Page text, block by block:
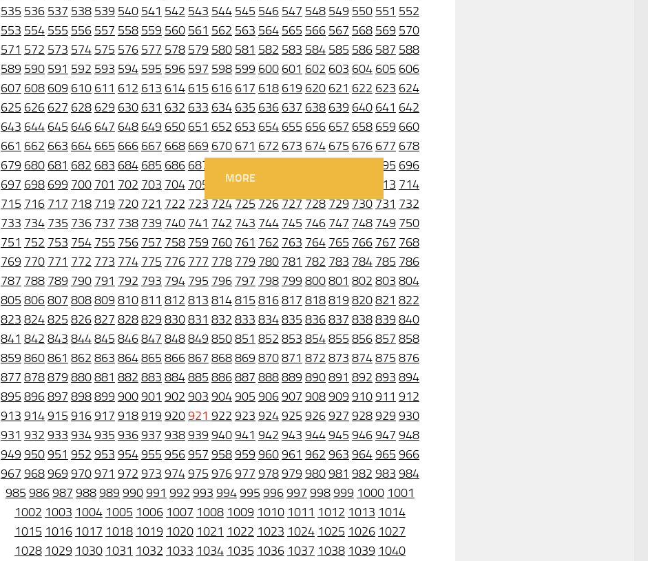
535 536 537 538 539 540 541 542 543 544 545 546 547 548 549 550 551 552
553 554 555 556 557 558 559 560 561 562 563 564 565 566 567 568 569 570
571 572 573 574 575 576 577 578 579 580 581 582 583 584 585 586 587 588
589 590 591 592 593 594 595 596 597 598 599 600 601 602 603 604 605 606
607 608 609 610 611 612 613 614 615 616 617 618 619 620 621 622 623 624
625 626 627 628 629 630 631 632 633 634 635 636 637 638 639 640 641 642
643 644 645 646 647 648 649 650 651 652 653 654 655 656 657 658 659 660
661 662 663 664 665 666 667 668 669 670 671 672 673 674 675 676 677 678
679 680 681 682 683 684 685 686 687 695 696
697 698 699 700 701 702 703 704 705 706 707 713 714
715 716 717 718 719 720 721 722 723724725726727728729730731 732
733 734 735 736 737 738 739 740 741 742 743 744 745 746 747 748 749 750
751 752 753 754 755 756 757 758 759 760 761 762 763 764 765 766 767 768
769 770 771 772 773 774 775 776 777 778 779 780 781 782 783 784 785 786
787 788 789 790 791 792 793 794 795 796 797 798 799 800801 802 803 804
805 806807 808809 810811 812 813 814815 816817 818819 820821 822
823 824825 826827 828829 830831 832 833 834835 836837 838839 840
841 842 843 844845 846847 848849 850851 852 853 854855 856857 858
859 860861 862 863 864865 866867 868869 870871 872 873 874875 876
877 878879 880881 882 883 884885 886887 888889 890891 892 893 894
895 896897 898899 900901 902 903 904905 906907 908909 910911 912
913 914915 916917 918919 920921 922 923 924925 926927 928929 930
931 932 933 934935 936937 938939 940941 942 943 944945 946947 948
949 950951 952 953 954955 956957 958959 960961 962 963 964965 966
967 968969 970971 972 973 974975 976977 978979 980981 982 983 984
985 986987 988989 990991 992 993 994995 996997 998999 1000 1001
1002 1003 1004 1005 1006 1007 1008 1009 1010 1011 1012 1013 1014
1015 1016 1017 1018 1019 1020 1021 1022 1023 1024 1025 1026 1027
1028 1029 1030 1031 1032 1033 1034 1035 1036 1037 1038 1039 1040
MORE